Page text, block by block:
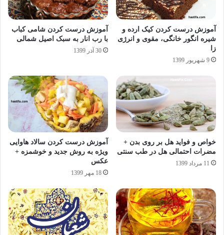
آموزش درست کردن کیک ارده و
شیره انگور خانگی، مقوی و انرژی
زا
9 شهریور 1399
آموزش درست کردن شامی کباب
با رب انار به سبک اصیل شمالی
30 آذر 1399
خواص و فواید هل بر روی بدن +
مضرات احتمالی هل در طب سنتی
11 مرداد 1399
آموزش درست کردن سالاد هاوایی
ویژه به روش جدید و خوشمزه +
عکس
18 مهر 1399